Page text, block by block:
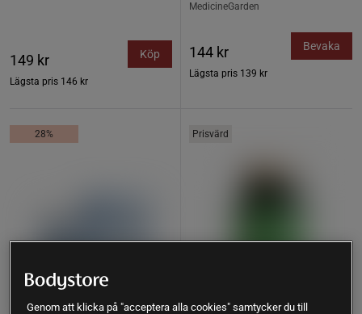
149 kr
Lägsta pris 146 kr
Köp
MedicineGarden
144 kr
Lägsta pris 139 kr
Bevaka
28% Prisvärd
Genom att klicka på "acceptera alla cookies" samtycker du till